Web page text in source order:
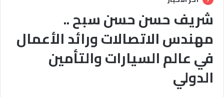
شريف حسن حسن سبح ..
مهندس الاتصالات ورائد الأعمال
في عالم السيارات والتأمين
الدولي